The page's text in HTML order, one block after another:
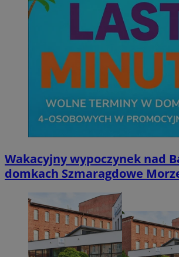
Wakacyjny wypoczynek nad
domkach Szmaragdowe